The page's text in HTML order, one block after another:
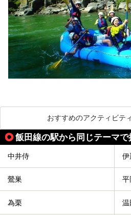
おすすめのアクティビテ
飯田線の駅から同じテーマで
中井侍 伊
鶯巣 平
為栗 温